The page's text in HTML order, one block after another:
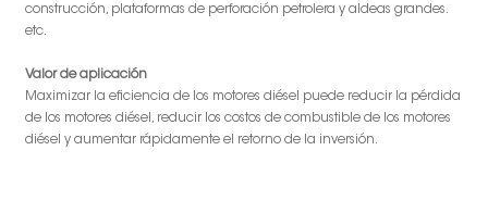
construcción, plataformas de perforación petrolera y aldeas grandes.
etc.
Valor de aplicación
Maximizar la eficiencia de los motores diésel puede reducir la pérdida
de los motores diésel, reducir los costos de combustible de los motores
diésel y aumentar rápidamente el retorno de la inversión.